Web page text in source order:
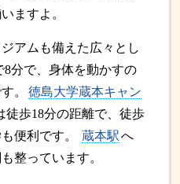
ますよ。
アムも備えた広々とし
8分で、身体を動かすの
。
徳島大学蔵本キャン
徒歩18分の距離で、徒歩
便利です。
蔵本駅へ
整っています。